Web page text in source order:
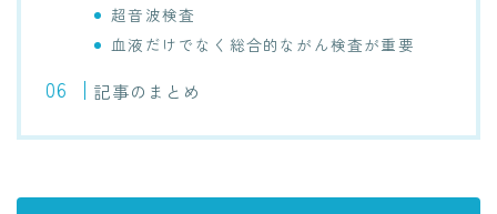
超音波検査
血液だけでなく総合的ながん検査が重要
記事のまとめ